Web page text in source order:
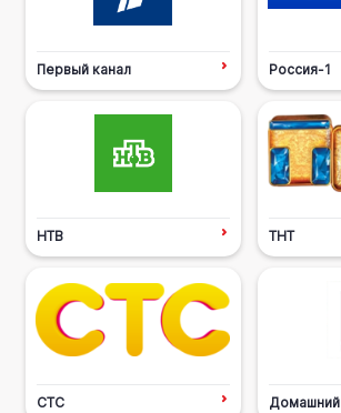
Первый канал Россия-1
НТВ ТНТ
СТС Домашний